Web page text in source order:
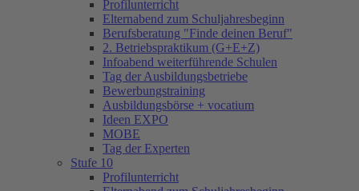
Profilunterricht
Elternabend zum Schuljahresbeginn
Berufsberatung "Finde deinen Beruf"
2. Betriebspraktikum (G+E+Z)
Infoabend weiterführende Schulen
Tag der Ausbildungsbetriebe
Bewerbungstraining
Ausbildungsbörse + vocatium
Ideen EXPO
MOBE
Tag der Experten
Stufe 10
Profilunterricht